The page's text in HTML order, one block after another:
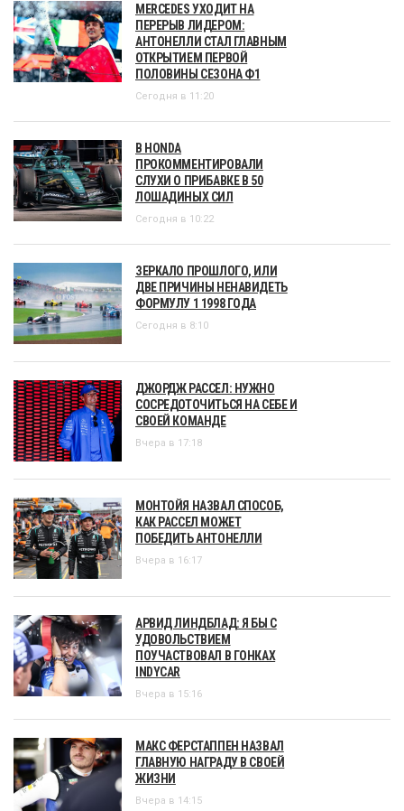
MERCEDES УХОДИТ НА
ПЕРЕРЫВ ЛИДЕРОМ:
АНТОНЕЛЛИ СТАЛ ГЛАВНЫМ
ОТКРЫТИЕМ ПЕРВОЙ
ПОЛОВИНЫ СЕЗОНА Ф1
Сегодня в 11:20
В HONDA
ПРОКОММЕНТИРОВАЛИ
СЛУХИ О ПРИБАВКЕ В 50
ЛОШАДИНЫХ СИЛ
Сегодня в 10:22
ЗЕРКАЛО ПРОШЛОГО, ИЛИ
ДВЕ ПРИЧИНЫ НЕНАВИДЕТЬ
ФОРМУЛУ 1 1998 ГОДА
Сегодня в 8:10
ДЖОРДЖ РАССЕЛ: НУЖНО
СОСРЕДОТОЧИТЬСЯ НА СЕБЕ И
СВОЕЙ КОМАНДЕ
Вчера в 17:18
МОНТОЙЯ НАЗВАЛ СПОСОБ,
КАК РАССЕЛ МОЖЕТ
ПОБЕДИТЬ АНТОНЕЛЛИ
Вчера в 16:17
АРВИД ЛИНДБЛАД: Я БЫ С
УДОВОЛЬСТВИЕМ
ПОУЧАСТВОВАЛ В ГОНКАХ
INDYCAR
Вчера в 15:16
МАКС ФЕРСТАППЕН НАЗВАЛ
ГЛАВНУЮ НАГРАДУ В СВОЕЙ
ЖИЗНИ
Вчера в 14:15